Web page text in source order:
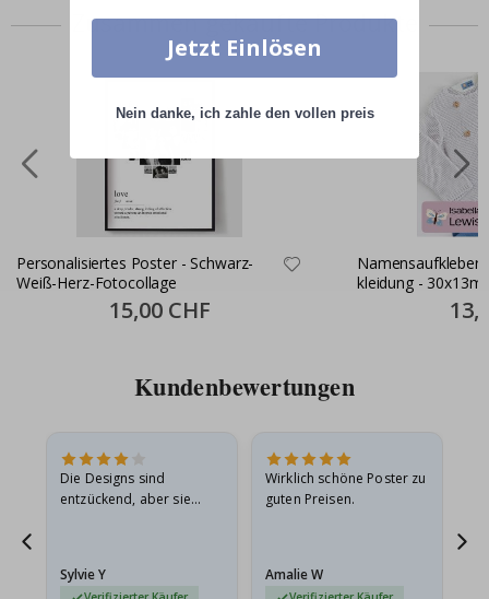
Zusammen gekaufte Produkte
Personalisiertes Poster - Schwarz-
Weiß-Herz-Fotocollage
Special
Price
15,00 CHF
Namensaufkleber
kleidung -
Price
Kundenbewertungen
Die Designs sind
entzückend, aber sie
sie…
Sylvie Y
Wirklich schöne Poster zu
guten Preisen.
Amalie W
Jetzt Einlösen
Nein danke, ich zahle den vollen preis